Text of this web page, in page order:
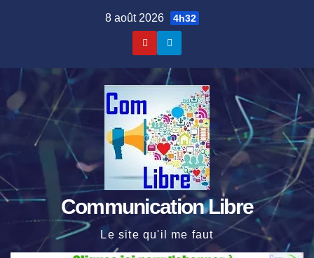
8 août 2026 4h32
Communication Libre
Le site qu'il me faut